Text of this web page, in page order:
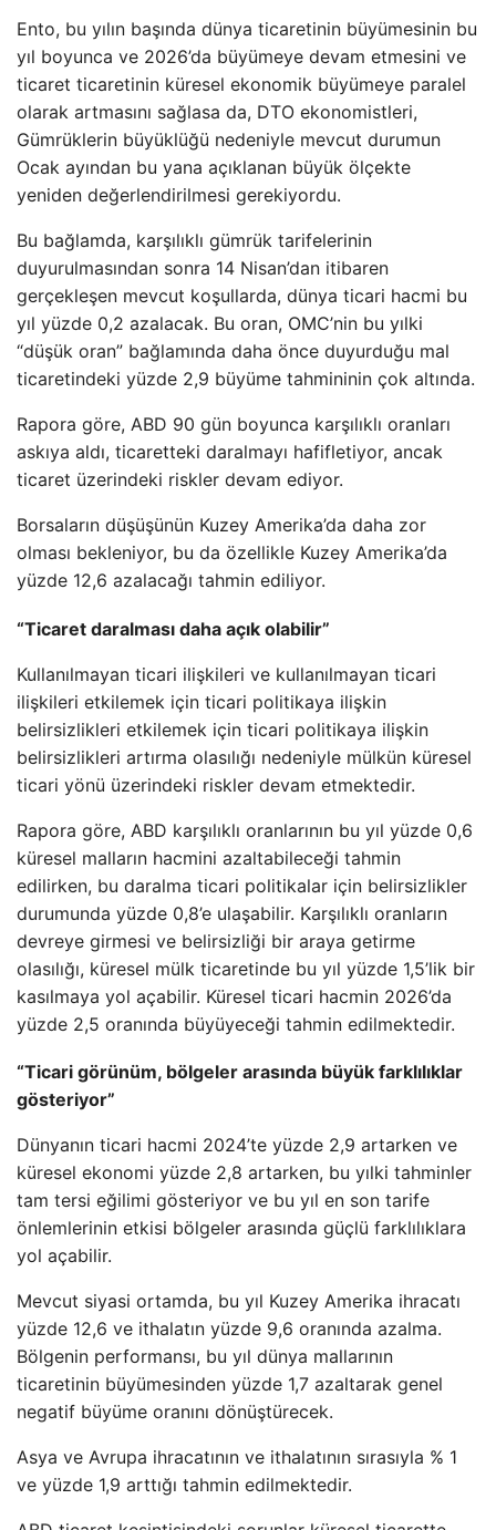
Ento, bu yılın başında dünya ticaretinin büyümesinin bu
yıl boyunca ve 2026’da büyümeye devam etmesini ve
ticaret ticaretinin küresel ekonomik büyümeye paralel
olarak artmasını sağlasa da, DTO ekonomistleri,
Gümrüklerin büyüklüğü nedeniyle mevcut durumun
Ocak ayından bu yana açıklanan büyük ölçekte
yeniden değerlendirilmesi gerekiyordu.
Bu bağlamda, karşılıklı gümrük tarifelerinin
duyurulmasından sonra 14 Nisan’dan itibaren
gerçekleşen mevcut koşullarda, dünya ticari hacmi bu
yıl yüzde 0,2 azalacak. Bu oran, OMC’nin bu yılki
“düşük oran” bağlamında daha önce duyurduğu mal
ticaretindeki yüzde 2,9 büyüme tahmininin çok altında.
Rapora göre, ABD 90 gün boyunca karşılıklı oranları
askıya aldı, ticaretteki daralmayı hafifletiyor, ancak
ticaret üzerindeki riskler devam ediyor.
Borsaların düşüşünün Kuzey Amerika’da daha zor
olması bekleniyor, bu da özellikle Kuzey Amerika’da
yüzde 12,6 azalacağı tahmin ediliyor.
“Ticaret daralması daha açık olabilir”
Kullanılmayan ticari ilişkileri ve kullanılmayan ticari
ilişkileri etkilemek için ticari politikaya ilişkin
belirsizlikleri etkilemek için ticari politikaya ilişkin
belirsizlikleri artırma olasılığı nedeniyle mülkün küresel
ticari yönü üzerindeki riskler devam etmektedir.
Rapora göre, ABD karşılıklı oranlarının bu yıl yüzde 0,6
küresel malların hacmini azaltabileceği tahmin
edilirken, bu daralma ticari politikalar için belirsizlikler
durumunda yüzde 0,8’e ulaşabilir. Karşılıklı oranların
devreye girmesi ve belirsizliği bir araya getirme
olasılığı, küresel mülk ticaretinde bu yıl yüzde 1,5’lik bir
kasılmaya yol açabilir. Küresel ticari hacmin 2026’da
yüzde 2,5 oranında büyüyeceği tahmin edilmektedir.
“Ticari görünüm, bölgeler arasında büyük farklılıklar
gösteriyor”
Dünyanın ticari hacmi 2024’te yüzde 2,9 artarken ve
küresel ekonomi yüzde 2,8 artarken, bu yılki tahminler
tam tersi eğilimi gösteriyor ve bu yıl en son tarife
önlemlerinin etkisi bölgeler arasında güçlü farklılıklara
yol açabilir.
Mevcut siyasi ortamda, bu yıl Kuzey Amerika ihracatı
yüzde 12,6 ve ithalatın yüzde 9,6 oranında azalma.
Bölgenin performansı, bu yıl dünya mallarının
ticaretinin büyümesinden yüzde 1,7 azaltarak genel
negatif büyüme oranını dönüştürecek.
Asya ve Avrupa ihracatının ve ithalatının sırasıyla % 1
ve yüzde 1,9 arttığı tahmin edilmektedir.